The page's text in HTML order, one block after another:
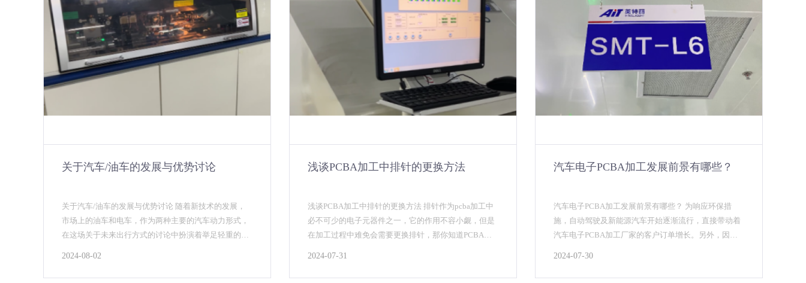
关于汽车/油车的发展与优势讨论
关于汽车/油车的发展与优势讨论 随着新技术的发展，
市场上的油车和电车，作为两种主要的汽车动力形式，
在这场关于未来出行方式的讨论中扮演着举足轻重的角
2024-08-02
浅谈PCBA加工中排针的更换方法
浅谈PCBA加工中排针的更换方法 排针作为pcba加工中
必不可少的电子元器件之一，它的作用不容小觑，但是
在加工过程中难免会需要更换排针，那你知道PCBA排
2024-07-31
汽车电子PCBA加工发展前景有哪些？
汽车电子PCBA加工发展前景有哪些？ 为响应环保措
施，自动驾驶及新能源汽车开始逐渐流行，直接带动着
汽车电子PCBA加工厂家的客户订单增长。另外，因为
2024-07-30